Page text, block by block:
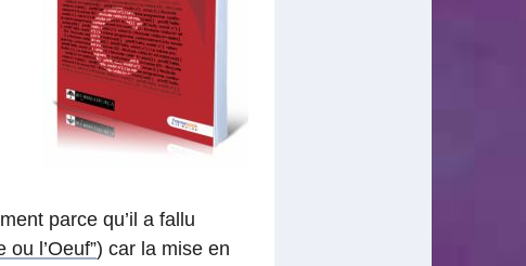
parce qu’il a fallu
ou l’Oeuf”) car la mise en